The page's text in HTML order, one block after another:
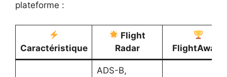
plateforme :
Caractéristique
Flight
Radar
FlightAware
ADS-B,